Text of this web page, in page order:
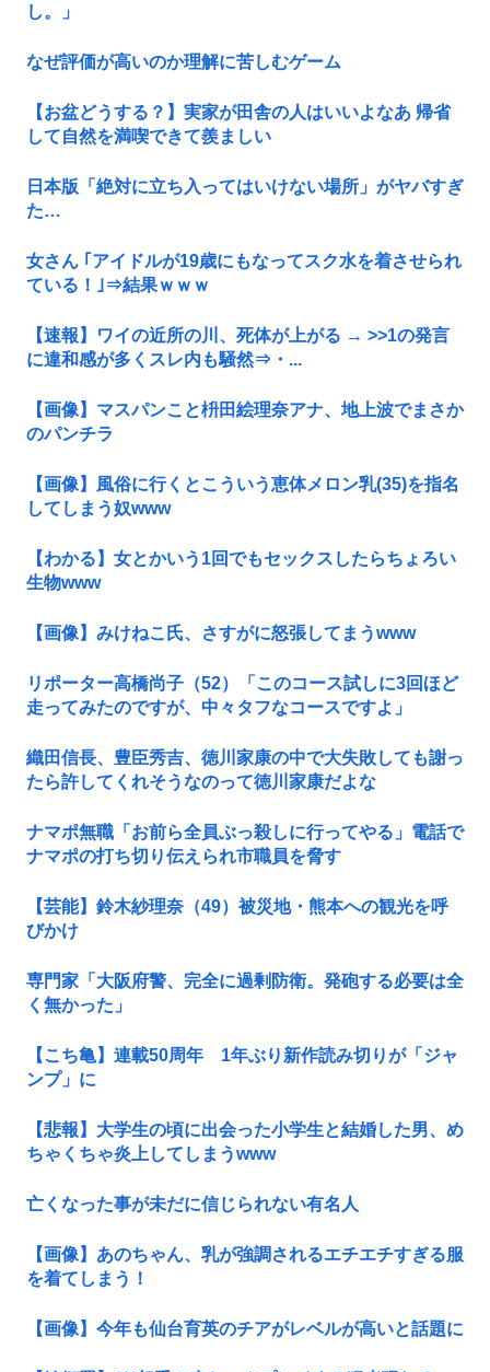
し。」
なぜ評価が高いのか理解に苦しむゲーム
【お盆どうする？】実家が田舎の人はいいよなあ 帰省
して自然を満喫できて羨ましい
日本版「絶対に立ち入ってはいけない場所」がヤバすぎ
た…
女さん ｢アイドルが19歳にもなってスク水を着させられ
ている！｣⇒結果ｗｗｗ
【速報】ワイの近所の川、死体が上がる → >>1の発言
に違和感が多くスレ内も騒然⇒・...
【画像】マスパンこと枡田絵理奈アナ、地上波でまさか
のパンチラ
【画像】風俗に行くとこういう恵体メロン乳(35)を指名
してしまう奴www
【わかる】女とかいう1回でもセックスしたらちょろい
生物www
【画像】みけねこ氏、さすがに怒張してまうwww
リポーター高橋尚子（52）「このコース試しに3回ほど
走ってみたのですが、中々タフなコースですよ」
織田信長、豊臣秀吉、徳川家康の中で大失敗しても謝っ
たら許してくれそうなのって徳川家康だよな
ナマポ無職「お前ら全員ぶっ殺しに行ってやる」電話で
ナマポの打ち切り伝えられ市職員を脅す
【芸能】鈴木紗理奈（49）被災地・熊本への観光を呼
びかけ
専門家「大阪府警、完全に過剰防衛。発砲する必要は全
く無かった」
【こち亀】連載50周年 1年ぶり新作読み切りが「ジャ
ンプ」に
【悲報】大学生の頃に出会った小学生と結婚した男、め
ちゃくちゃ炎上してしまうwww
亡くなった事が未だに信じられない有名人
【画像】あのちゃん、乳が強調されるエチエチすぎる服
を着てしまう！
【画像】今年も仙台育英のチアがレベルが高いと話題に